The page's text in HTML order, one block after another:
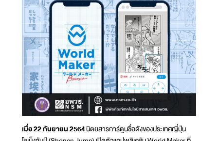
เมื่อ 22 กันยายน 2564นิตยสารการ์ตูนชื่อดังของประเทศญี่ปุ่น